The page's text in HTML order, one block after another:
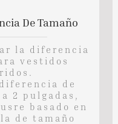
De Tamaño
la diferencia
vestidos
de
2 pulgadas,
basado en
de tamaño